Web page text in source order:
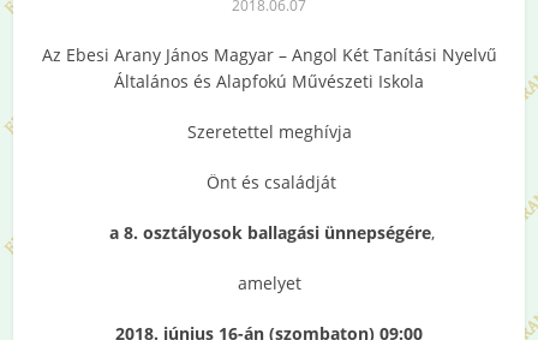
2018.06.07
Az Ebesi Arany János Magyar – Angol Két Tanítási Nyelvű
Általános és Alapfokú Művészeti Iskola
Szeretettel meghívja
Önt és családját
a 8. osztályosok ballagási ünnepségére,
amelyet
2018. június 16-án (szombaton) 09:00